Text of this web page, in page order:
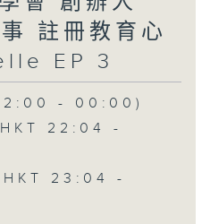
註冊教育心
EP 3
- 00:00)
22:04 -
23:04 -